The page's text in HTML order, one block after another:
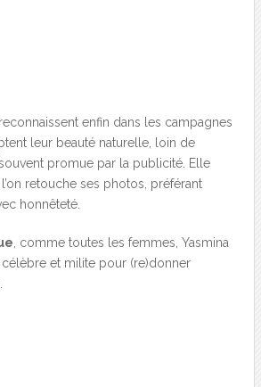
enfin dans les campagnes
leur beauté naturelle, loin de
promue par la publicité. Elle
retouche ses photos, préférant
honnêteté.
, comme toutes les femmes, Yasmina
célèbre et milite pour (re)donner